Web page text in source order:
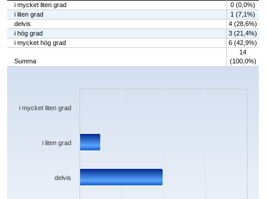
i mycket liten grad
0 (0,0%)
i liten grad
1 (7,1%)
delvis
4 (28,6%)
i hög grad
3 (21,4%)
i mycket hög grad
6 (42,9%)
Summa
14
(100,0%)
Chart
The chart has 1 X axis displaying categories.
delvis
i liten grad
i mycket liten grad